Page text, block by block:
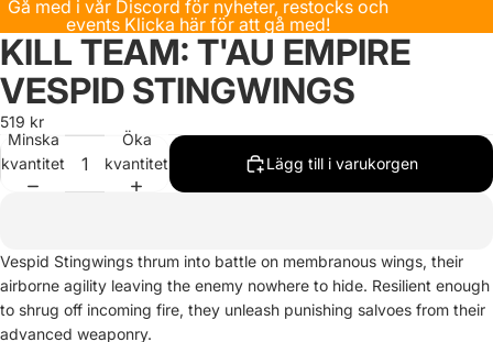
Gå med i vår Discord för nyheter, restocks och
events Klicka här för att gå med!
KILL TEAM: T'AU EMPIRE
VESPID STINGWINGS
519 kr
Minska
kvantitet
Öka
kvantitet
Lägg till i varukorgen
Vespid Stingwings thrum into battle on membranous wings, their
airborne agility leaving the enemy nowhere to hide. Resilient enough
to shrug off incoming fire, they unleash punishing salvoes from their
advanced weaponry.